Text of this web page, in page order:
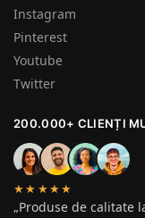
Instagram
Pinterest
Youtube
Twitter
200.000+ CLIENȚI
★★★★★
„Produse de calitate